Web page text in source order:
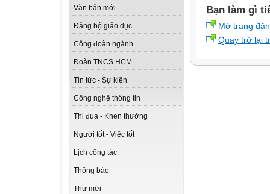
Văn bản mới
Đảng bộ giáo dục
Công đoàn ngành
Đoàn TNCS HCM
Tin tức - Sự kiện
Công nghệ thông tin
Thi đua - Khen thưởng
Người tốt - Việc tốt
Lịch công tác
Thông báo
Thư mời
Bạn làm gì
Mở trang
Quay trở lại